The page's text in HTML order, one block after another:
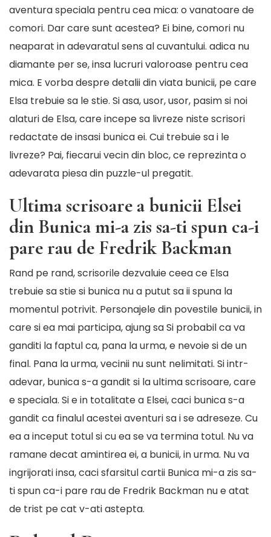
aventura speciala pentru cea mica: o vanatoare de
comori. Dar care sunt acestea? Ei bine, comori nu
neaparat in adevaratul sens al cuvantului. adica nu
diamante per se, insa lucruri valoroase pentru cea
mica. E vorba despre detalii din viata bunicii, pe care
Elsa trebuie sa le stie. Si asa, usor, usor, pasim si noi
alaturi de Elsa, care incepe sa livreze niste scrisori
redactate de insasi bunica ei. Cui trebuie sa i le
livreze? Pai, fiecarui vecin din bloc, ce reprezinta o
adevarata piesa din puzzle-ul pregatit.
Ultima scrisoare a bunicii Elsei
din Bunica mi-a zis sa-ti spun ca-i
pare rau de Fredrik Backman
Rand pe rand, scrisorile dezvaluie ceea ce Elsa
trebuie sa stie si bunica nu a putut sa ii spuna la
momentul potrivit. Personajele din povestile bunicii, in
care si ea mai participa, ajung sa Si probabil ca va
ganditi la faptul ca, pana la urma, e nevoie si de un
final. Pana la urma, vecinii nu sunt nelimitati. Si intr-
adevar, bunica s-a gandit si la ultima scrisoare, care
e speciala. Si e in totalitate a Elsei, caci bunica s-a
gandit ca finalul acestei aventuri sa i se adreseze. Cu
ea a inceput totul si cu ea se va termina totul. Nu va
ramane decat amintirea ei, a bunicii, in urma. Nu va
ingrijorati insa, caci sfarsitul cartii Bunica mi-a zis sa-
ti spun ca-i pare rau de Fredrik Backman nu e atat
de trist pe cat v-ati astepta.